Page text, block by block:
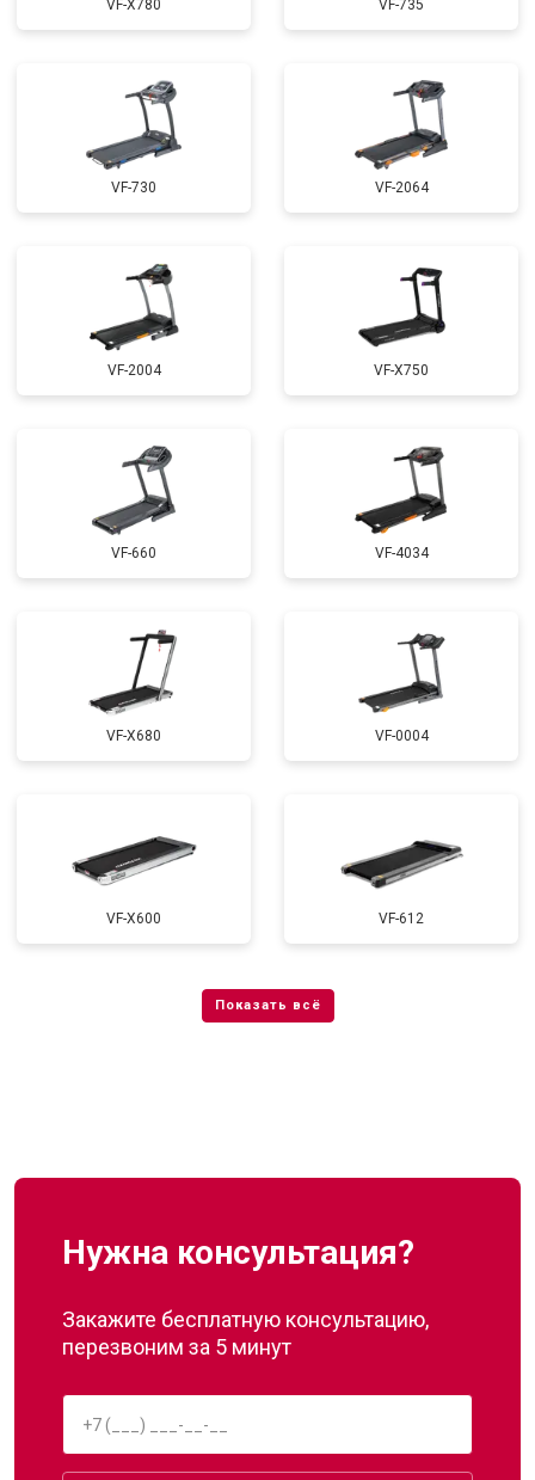
VF-X780 VF-735
VF-730 VF-2064
VF-2004 VF-X750
VF-660 VF-4034
VF-X680 VF-0004
VF-X600 VF-612
Нужна консультация?
Закажите бесплатную консультацию,
перезвоним за 5 минут